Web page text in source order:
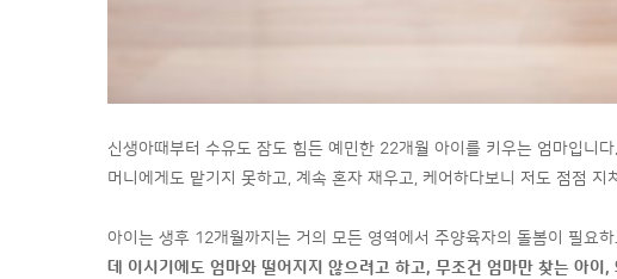
신생아때부터 수유도 잠도 힘든 예민한 22개월 아이를 키우는 엄마입니
머니에게도 맡기지 못하고, 계속 혼자 재우고, 케어하다보니 저도 점점 지
아이는 생후 12개월까지는 거의 모든 영역에서 주양육자의 돌봄이 필요
데 이시기에도 엄마와 떨어지지 않으려고 하고, 무조건 엄마만 찾는 아이 ,